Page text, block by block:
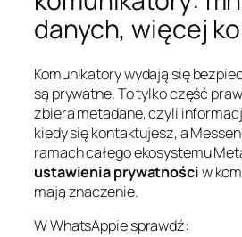
danych, więcej
Komunikatory wydają się
są prywatne. To tylko część
zbiera metadane, czyli
kiedy się kontaktujesz, a
ramach całego ekosystemu
ustawienia prywatnościw
mają znaczenie.
W WhatsAppie sprawdź: